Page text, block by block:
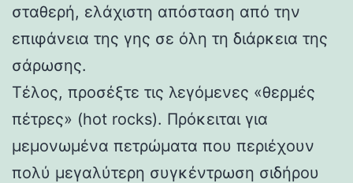
σταθερή, ελάχιστη απόσταση από την
επιφάνεια της γης σε όλη τη διάρκεια της
σάρωσης.
Τέλος, προσέξτε τις λεγόμενες «θερμές
πέτρες» (hot rocks). Πρόκειται για
μεμονωμένα πετρώματα που περιέχουν
πολύ μεγαλύτερη συγκέντρωση σιδήρου